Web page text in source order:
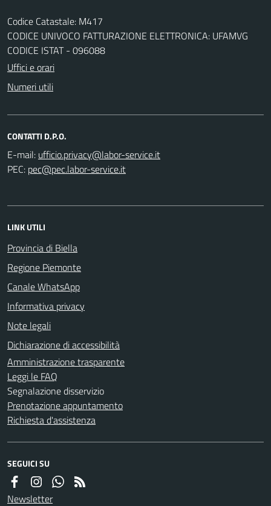
Codice Catastale: M417
CODICE UNIVOCO FATTURAZIONE ELETTRONICA: UFAMVG
CODICE ISTAT - 096088
Uffici e orari
Numeri utili
CONTATTI D.P.O.
E-mail:
PEC:
LINK UTILI
Provincia di Biella
Regione Piemonte
Canale WhatsApp
Informativa privacy
Note legali
Dichiarazione di accessibilità
Amministrazione trasparente
Leggi le FAQ
Segnalazione disservizio
Prenotazione appuntamento
Richiesta d'assistenza
SEGUICI SU
Newsletter